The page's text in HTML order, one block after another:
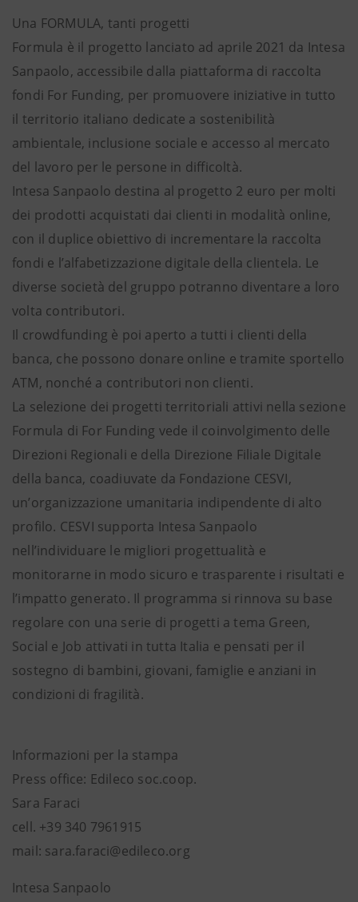
Una FORMULA, tanti progetti
Formula è il progetto lanciato ad aprile 2021 da Intesa
Sanpaolo, accessibile dalla piattaforma di raccolta
fondi For Funding, per promuovere iniziative in tutto
il territorio italiano dedicate a sostenibilità
ambientale, inclusione sociale e accesso al mercato
del lavoro per le persone in difficoltà.
Intesa Sanpaolo destina al progetto 2 euro per molti
dei prodotti acquistati dai clienti in modalità online,
con il duplice obiettivo di incrementare la raccolta
fondi e l’alfabetizzazione digitale della clientela. Le
diverse società del gruppo potranno diventare a loro
volta contributori.
Il crowdfunding è poi aperto a tutti i clienti della
banca, che possono donare online e tramite sportello
ATM, nonché a contributori non clienti.
La selezione dei progetti territoriali attivi nella sezione
Formula di For Funding vede il coinvolgimento delle
Direzioni Regionali e della Direzione Filiale Digitale
della banca, coadiuvate da Fondazione CESVI,
un’organizzazione umanitaria indipendente di alto
profilo. CESVI supporta Intesa Sanpaolo
nell’individuare le migliori progettualità e
monitorarne in modo sicuro e trasparente i risultati e
l’impatto generato. Il programma si rinnova su base
regolare con una serie di progetti a tema Green,
Social e Job attivati in tutta Italia e pensati per il
sostegno di bambini, giovani, famiglie e anziani in
condizioni di fragilità.
Informazioni per la stampa
Press office: Edileco soc.coop.
Sara Faraci
cell. +39 340 7961915
mail: sara.faraci@edileco.org
Intesa Sanpaolo